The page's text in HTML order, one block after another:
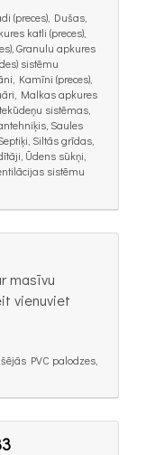
(preces), Dušas,
katli (preces),
Granulu apkures
sistēmu
Kamīni (preces),
Malkas apkures
sistēmas,
Saules
Siltās grīdas,
Ūdens sūkņi,
sistēmu
masīvu
vienuviet
PVC palodzes,